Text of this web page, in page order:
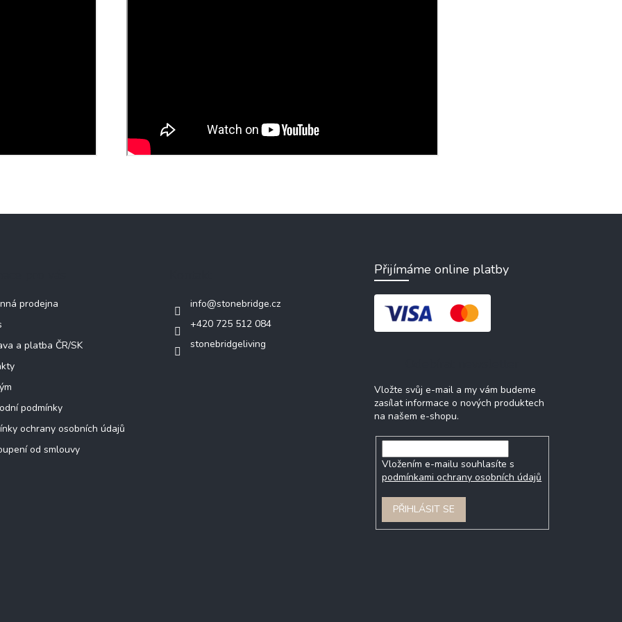
prodejna
a platba ČR/SK
podmínky
ochrany osobních údajů
od smlouvy
info@stonebridge.cz
+420 725 512 084
stonebridgeliving
Přijímáme online platby
Vložte svůj e-mail a my vám budeme
zasílat informace o nových produktech
na našem e-shopu.
Vložením e-mailu souhlasíte s
podmínkami ochrany osobních údajů
PŘIHLÁSIT SE